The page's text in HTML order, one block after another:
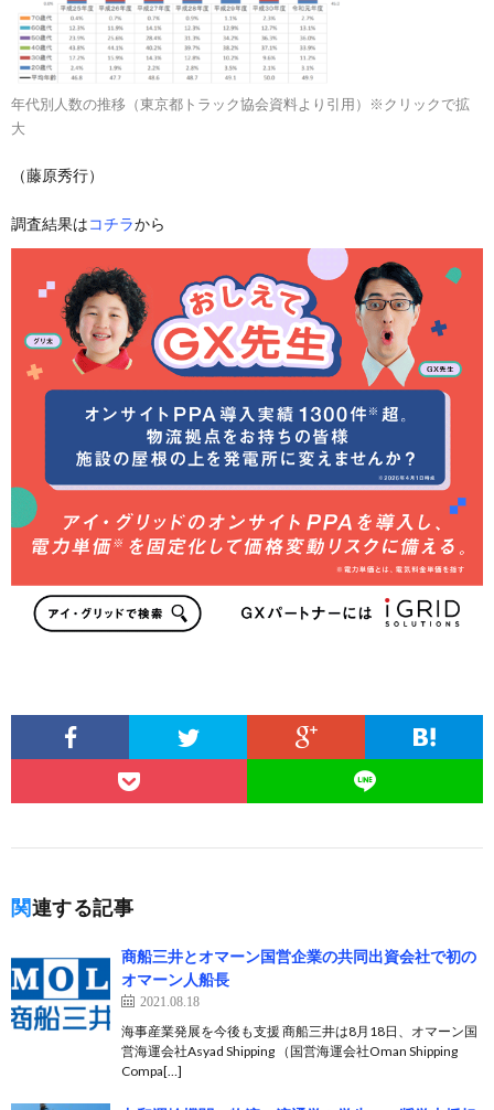
年代別人数の推移（東京都トラック協会資料より引用）※クリックで拡
大
（藤原秀行）
調査結果はコチラから
関連する記事
商船三井とオマーン国営企業の共同出資会社で初の
オマーン人船長
2021.08.18
海事産業発展を今後も支援 商船三井は8月18日、オマーン国
営海運会社Asyad Shipping （国営海運会社Oman Shipping
Compa[…]